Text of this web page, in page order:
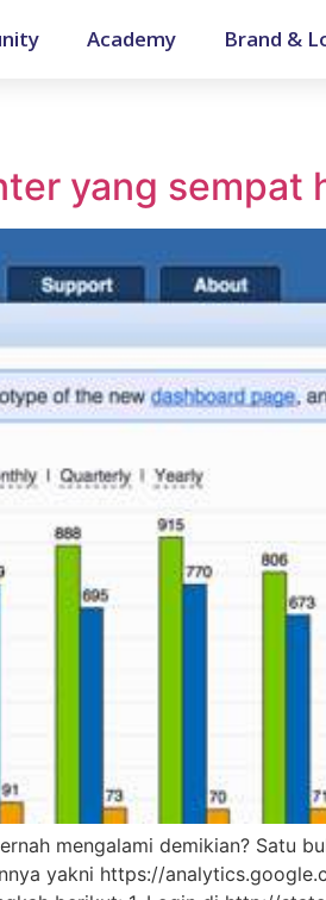
Academy Brand &
yang sempat
mengalami demikian? Satu
yakni https://